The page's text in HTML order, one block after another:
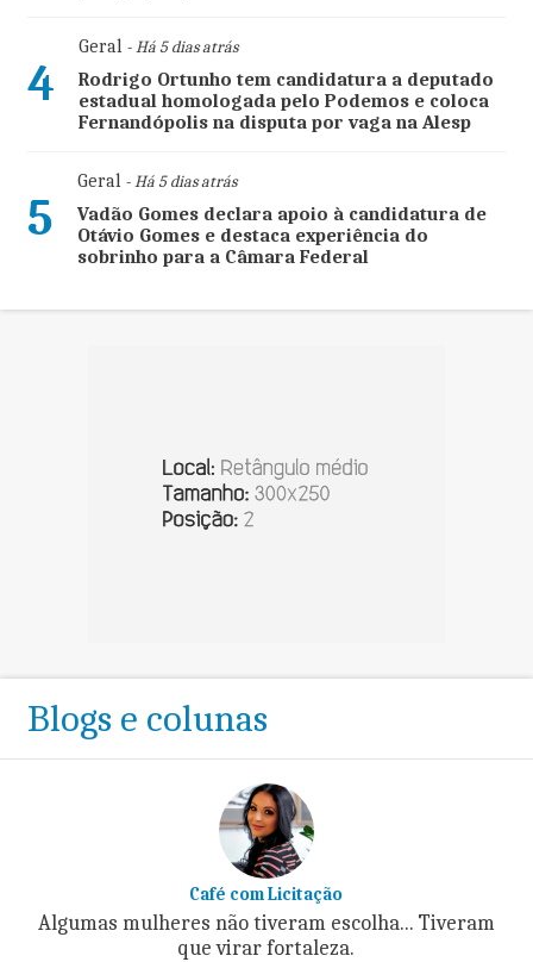
4
Geral- Há 5 dias atrás
Rodrigo Ortunho tem candidatura a deputado
estadual homologada pelo Podemos e coloca
Fernandópolis na disputa por vaga na Alesp
5
Geral- Há 5 dias atrás
Vadão Gomes declara apoio à candidatura de
Otávio Gomes e destaca experiência do
sobrinho para a Câmara Federal
Blogs e colunas
Café com Licitação
Algumas mulheres não tiveram escolha... Tiveram
que virar fortaleza.